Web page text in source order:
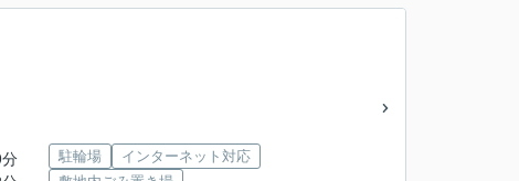
分
駐輪場
インターネット対応